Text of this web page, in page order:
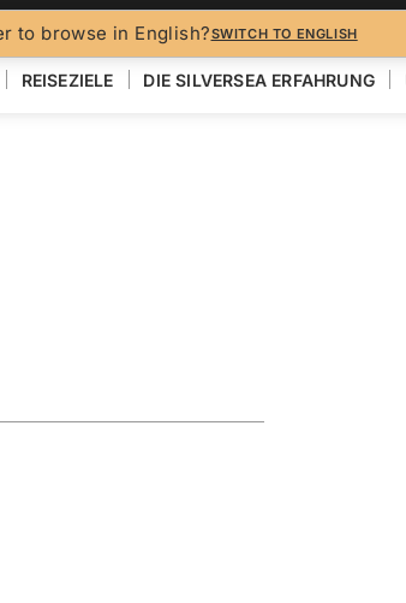
to browse in English?SWITCH TO ENGLISH
REISEZIELE DIE SILVERSEA ERFAHRUNG